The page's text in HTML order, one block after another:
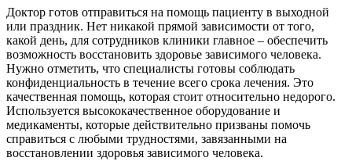
Доктор готов отправиться на помощь пациенту в выходной
или праздник. Нет никакой прямой зависимости от того,
какой день, для сотрудников клиники главное – обеспечить
возможность восстановить здоровье зависимого человека.
Нужно отметить, что специалисты готовы соблюдать
конфиденциальность в течение всего срока лечения. Это
качественная помощь, которая стоит относительно недорого.
Используется высококачественное оборудование и
медикаменты, которые действительно призваны помочь
справиться с любыми трудностями, завязанными на
восстановлении здоровья зависимого человека.